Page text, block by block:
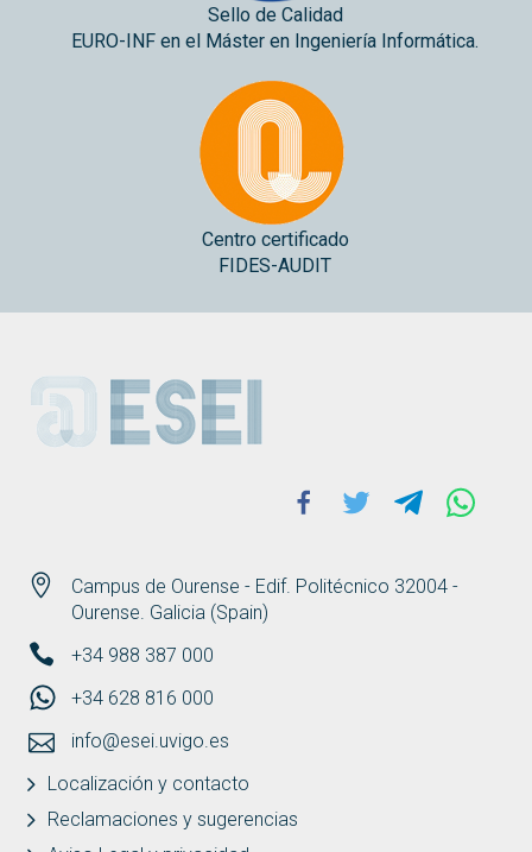
Sello de Calidad
EURO-INF en el Máster en Ingeniería Informática.
Centro certificado
FIDES-AUDIT
ESEI
Campus de Ourense - Edif. Politécnico 32004 -
Ourense. Galicia (Spain)
+34 988 387 000
+34 628 816 000
info@esei.uvigo.es
Localización y contacto
Reclamaciones y sugerencias
Facebook
Twitter Telegram